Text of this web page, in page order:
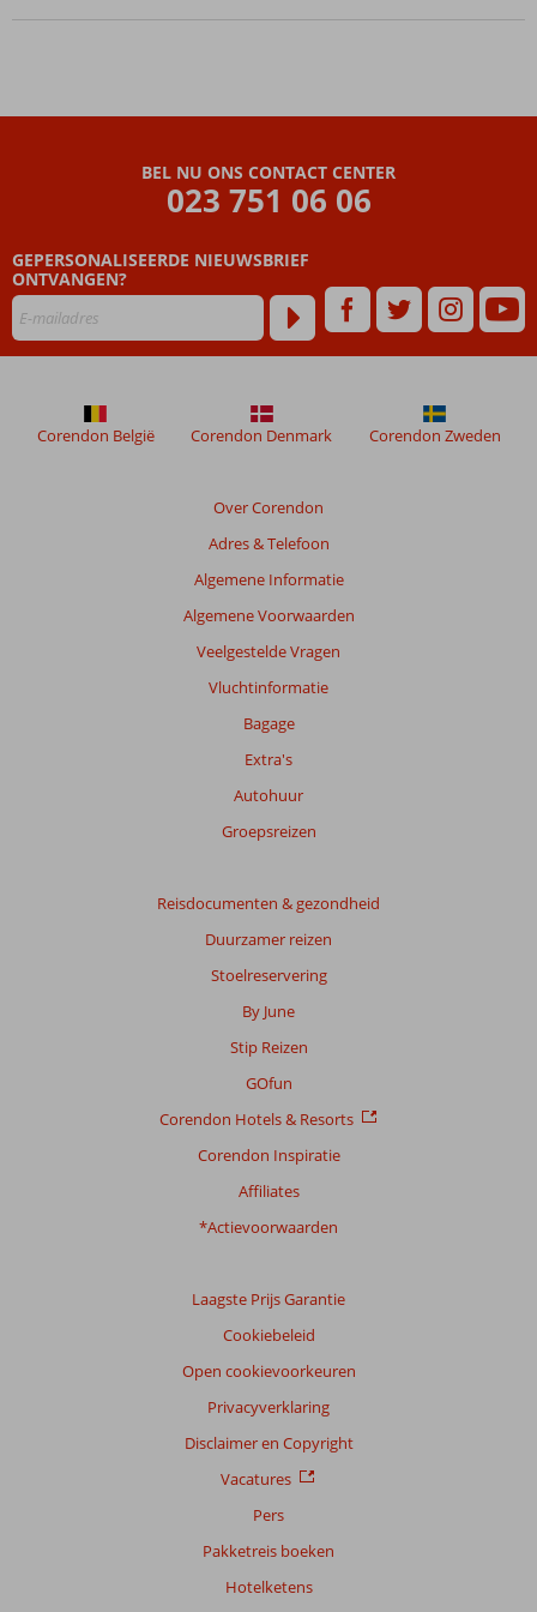
speeltuintje
kamerappartementen
BEL NU ONS CONTACT CENTER
023 751 06 06
GEPERSONALISEERDE NIEUWSBRIEF
ONTVANGEN?
Over Corendon
Adres & Telefoon
Algemene Informatie
Algemene Voorwaarden
Veelgestelde Vragen
Vluchtinformatie
Bagage
Extra's
Autohuur
Groepsreizen
Reisdocumenten & gezondheid
Duurzamer reizen
Stoelreservering
By June
Stip Reizen
GOfun
Corendon Hotels & Resorts
Corendon Inspiratie
Affiliates
*Actievoorwaarden
Laagste Prijs Garantie
Cookiebeleid
Open cookievoorkeuren
Privacyverklaring
Disclaimer en Copyright
Vacatures
Pers
Pakketreis boeken
Hotelketens
Corendon België Corendon Denmark Corendon Zweden